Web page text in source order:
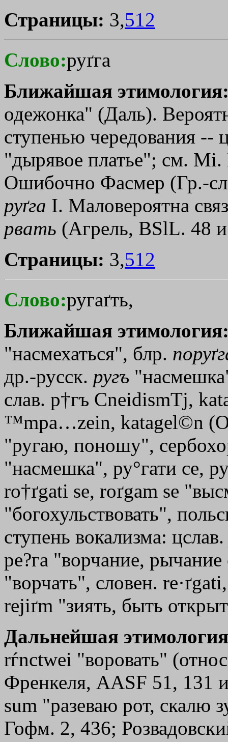
Страницы: 3,512
Слово:руґга
Ближайшая
одежонка" (Даль).
ступенью чередования --
"дырявое платье"; см.
Ошибочно Фасмер (Гр.-сл.
руґга I. Маловероятна
рвать (Агрель, BSlL. 48
Страницы: 3,512
Слово:ругаґть,
Ближайшая
"насмехаться", блр.
др.-русск. ругъ
слав. р†гъ СneidismТj,
™mpa…zein, katagel©n
"ругаю, поношу",
"насмешка", ру°гати се,
ro†ґgati sе, roґgam sе
"богохульствовать",
ступень вокализма:
ре?га "ворчание,
"ворчать", словен.
reјiґm "зиять, быть
Дальнейшая
rѓnctwei "воровать"
Френкеля, ААSF 51, 131
sum "разеваю рот, скалю
Гофм. 2, 436;